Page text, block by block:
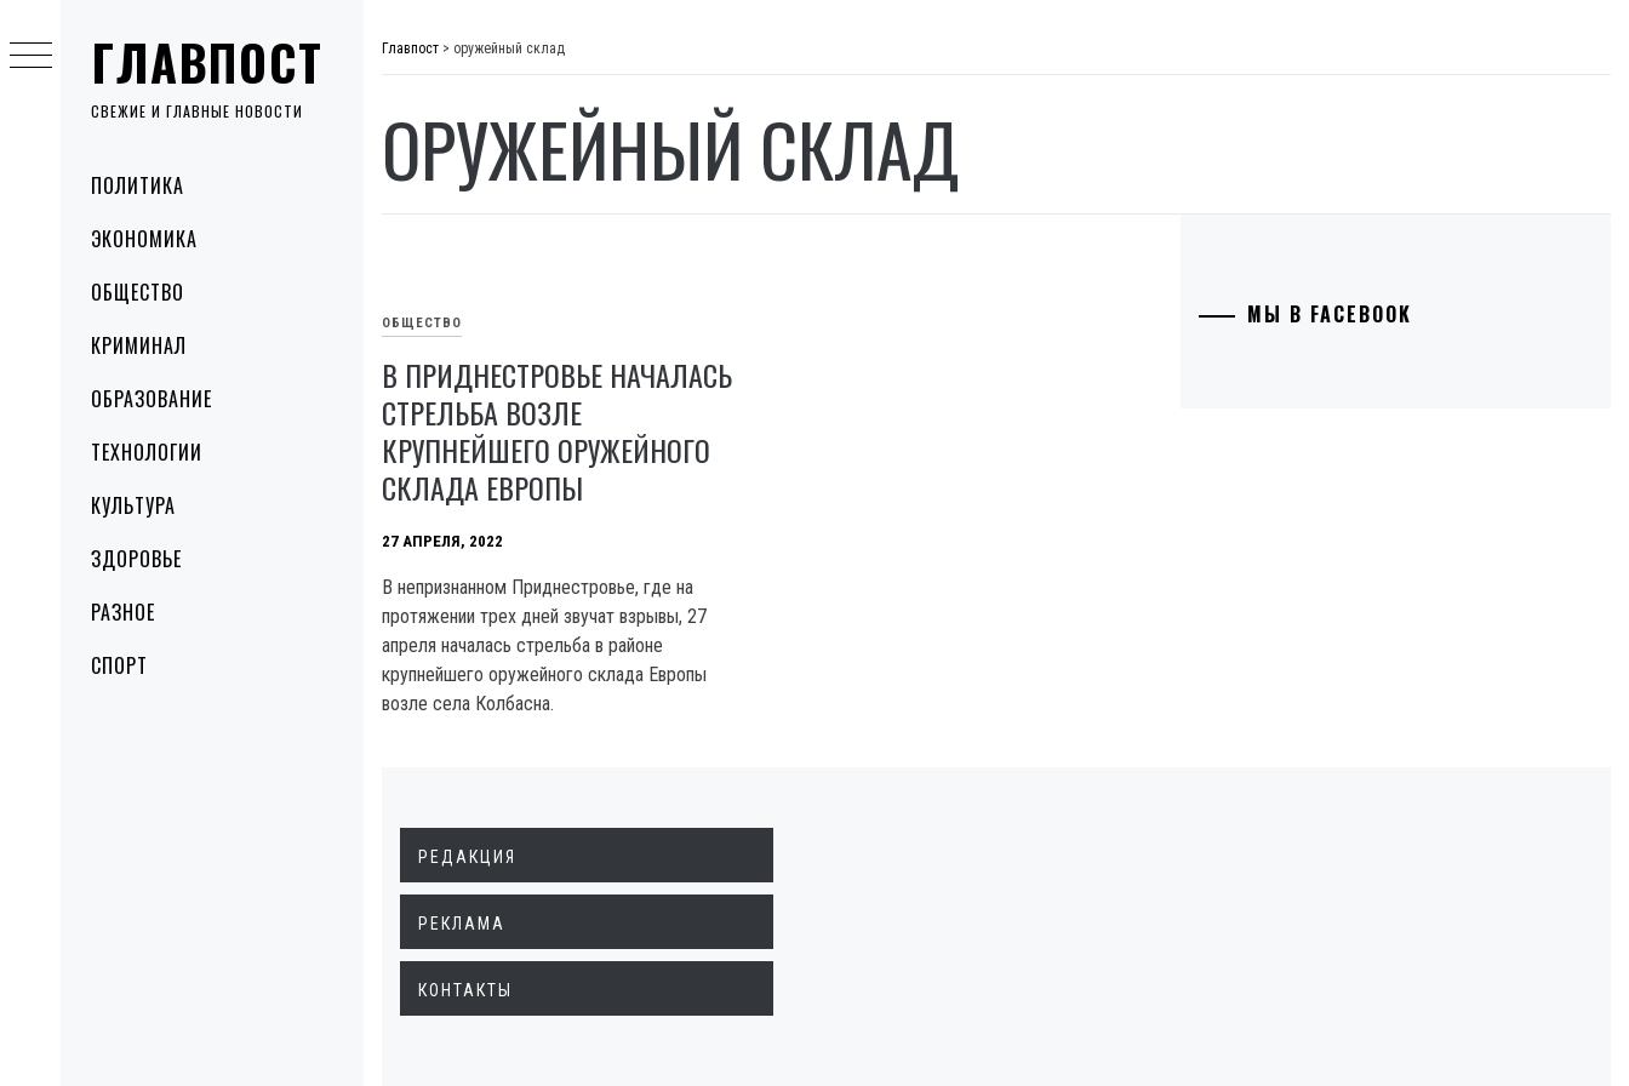
ГЛАВПОСТ
СВЕЖИЕ И ГЛАВНЫЕ НОВОСТИ
MenuПОЛИТИКА
ЭКОНОМИКА
ОБЩЕСТВО
КРИМИНАЛ
ОБРАЗОВАНИЕ
ТЕХНОЛОГИИ
КУЛЬТУРА
ЗДОРОВЬЕ
РАЗНОЕ
СПОРТ
to
content
Главпост > оружейный склад
ОРУЖЕЙНЫЙ СКЛАД
ОБЩЕСТВО
В ПРИДНЕСТРОВЬЕ НАЧАЛАСЬ
СТРЕЛЬБА ВОЗЛЕ
КРУПНЕЙШЕГО ОРУЖЕЙНОГО
СКЛАДА ЕВРОПЫ
27 АПРЕЛЯ, 2022
В непризнанном Приднестровье, где на
протяжении трех дней звучат взрывы, 27
апреля началась стрельба в районе
крупнейшего оружейного склада Европы
возле села Колбасна.
МЫ В FACEBOOK
РЕДАКЦИЯ
РЕКЛАМА
КОНТАКТЫ